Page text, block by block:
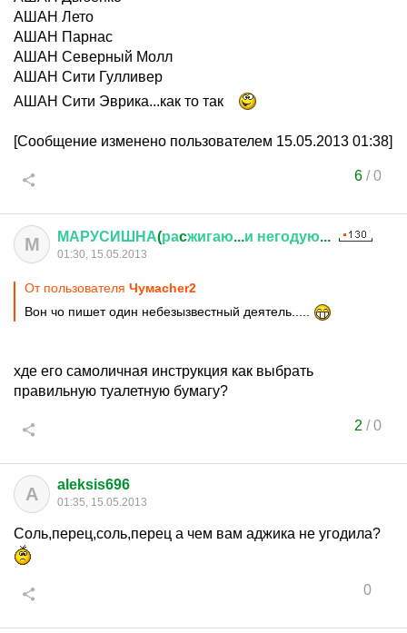
АШАН Лето
АШАН Парнас
АШАН Северный Молл
АШАН Сити Гулливер
АШАН Сити Эврика...как то так
[Сообщение изменено пользователем 15.05.2013 01:38]
6/0
М МАРУСИШНА(раcжигаю...и негодую...
01:30, 15.05.2013
От пользователя Чумаcher2
Вон чо пишет один небезызвестный деятель.....
хде его самоличная инструкция как выбрать
правильную туалетную бумагу?
2 /0
A aleksis696
01:35, 15.05.2013
Соль,перец,соль,перец а чем вам аджика не угодила?
0